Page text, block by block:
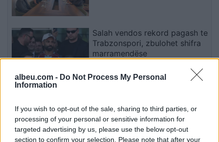
albeu.com - Do Not Process My Personal
Information
If you wish to opt-out of the sale, sharing to third parties, or
processing of your personal or sensitive information for
targeted advertising by us, please use the below opt-out
section to confirm your selection. Please note that after your
Salah vendos rekord pagash te
Trabzonspori, zbulohet shifra
marramendëse
Big Brother